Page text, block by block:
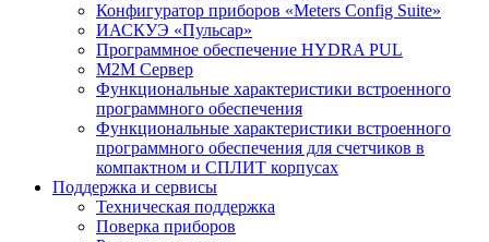
Конфигуратор приборов «Meters Config Suite»
ИАСКУЭ «Пульсар»
Программное обеспечение HYDRA PUL
M2M Сервер
Функциональные характеристики встроенного
программного обеспечения
Функциональные характеристики встроенного
программного обеспечения для счетчиков в
компактном и СПЛИТ корпусах
Поддержка и сервисы
Техническая поддержка
Поверка приборов